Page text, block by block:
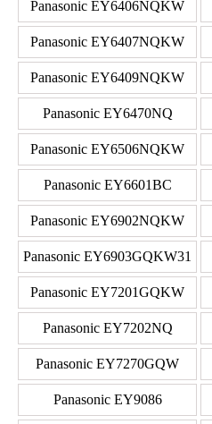
Panasonic EY6406NQKW
Panasonic EY6407NQKW
Panasonic EY6409NQKW
Panasonic EY6470NQ
Panasonic EY6506NQKW
Panasonic EY6601BC
Panasonic EY6902NQKW
Panasonic EY6903GQKW31
Panasonic EY7201GQKW
Panasonic EY7202NQ
Panasonic EY7270GQW
Panasonic EY9086